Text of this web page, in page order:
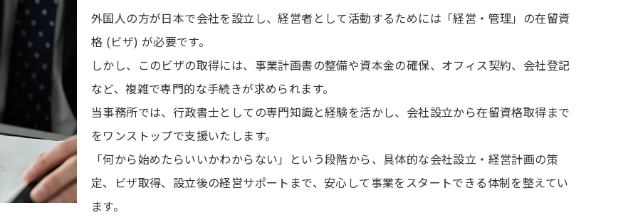
外国人の方が日本で会社を設立し、経営者として活動するためには「経営・管理」の在留資
格 (ビザ) が必要です。
しかし、このビザの取得には、事業計画書の整備や資本金の確保、オフィス契約、会社登記
など、複雑で専門的な手続きが求められます。
当事務所では、行政書士としての専門知識と経験を活かし、会社設立から在留資格取得まで
をワンストップで支援いたします。
「何から始めたらいいかわからない」という段階から、具体的な会社設立・経営計画の策
定、ビザ取得、設立後の経営サポートまで、安心して事業をスタートできる体制を整えてい
ます。